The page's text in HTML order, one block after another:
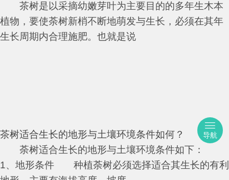
茶树是以采摘幼嫩芽叶为主要目的的多年生木本
植物，要使荼树新梢不断地萌发与生长，必须在其年
生长周期内合理施肥。也就是说
茶树适合生长的地形与土壤环境条件如何？
荼树适合生长的地形与土壤环境条件如下：
1、地形条件 种植荼树必须选择适合其生长的有利
导航